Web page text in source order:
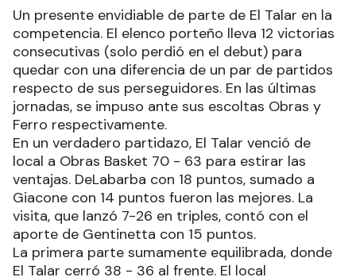
Un presente envidiable de parte de El Talar en la
competencia. El elenco porteño lleva 12 victorias
consecutivas (solo perdió en el debut) para
quedar con una diferencia de un par de partidos
respecto de sus perseguidores. En las últimas
jornadas, se impuso ante sus escoltas Obras y
Ferro respectivamente.
En un verdadero partidazo, El Talar venció de
local a Obras Basket 70 - 63 para estirar las
ventajas. DeLabarba con 18 puntos, sumado a
Giacone con 14 puntos fueron las mejores. La
visita, que lanzó 7-26 en triples, contó con el
aporte de Gentinetta con 15 puntos.
La primera parte sumamente equilibrada, donde
El Talar cerró 38 - 36 al frente. El local